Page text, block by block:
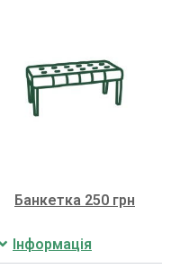
Банкетка 250 грн
Інформація